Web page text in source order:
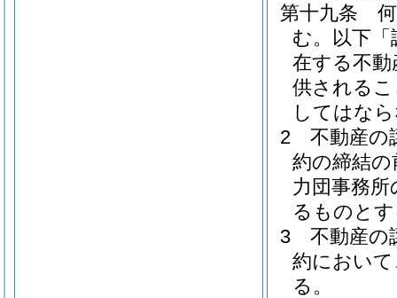
第十九条
む。以下
在する不動
供される
してはな
2
不動産の
約の締結
力団事務
るものと
3
不動産の
約におい
る。